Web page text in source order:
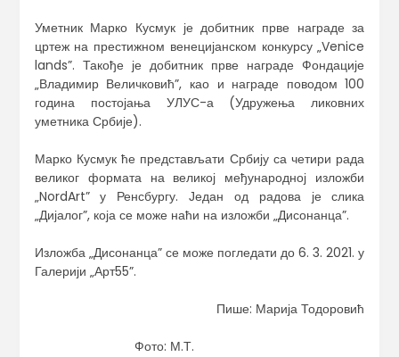
Уметник Марко Кусмук је добитник прве награде за
цртеж на престижном венецијанском конкурсу „Venice
lands”. Такође је добитник прве награде Фондације
„Владимир Величковић”, као и награде поводом 100
година постојања УЛУС-а (Удружења ликовних
уметника Србије).
Марко Кусмук ће представљати Србију са четири рада
великог формата на великој међународној изложби
„NordArt” у Ренсбургу. Један од радова је слика
„Дијалог”, која се може наћи на изложби „Дисонанца”.
Изложба „Дисонанца” се може погледати до 6. 3. 2021. у
Галерији „Арт55”.
Пише: Марија Тодоровић
Фото: М.Т.